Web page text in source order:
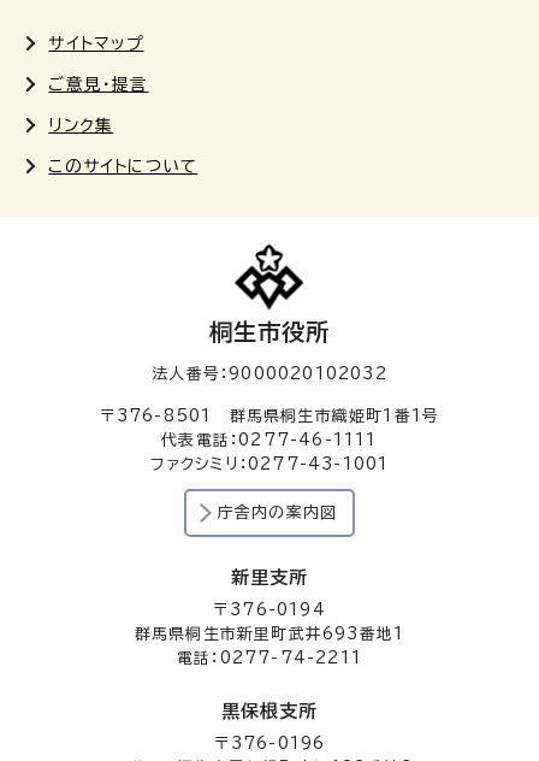
サイトマップ
ご意見・提言
リンク集
このサイトについて
桐生市役所
法人番号：9000020102032
〒376-8501 群馬県桐生市織姫町1番1号
代表電話：0277-46-1111
ファクシミリ：0277-43-1001
庁舎内の案内図
新里支所
〒376-0194
群馬県桐生市新里町武井693番地1
電話：0277-74-2211
黒保根支所
〒376-0196